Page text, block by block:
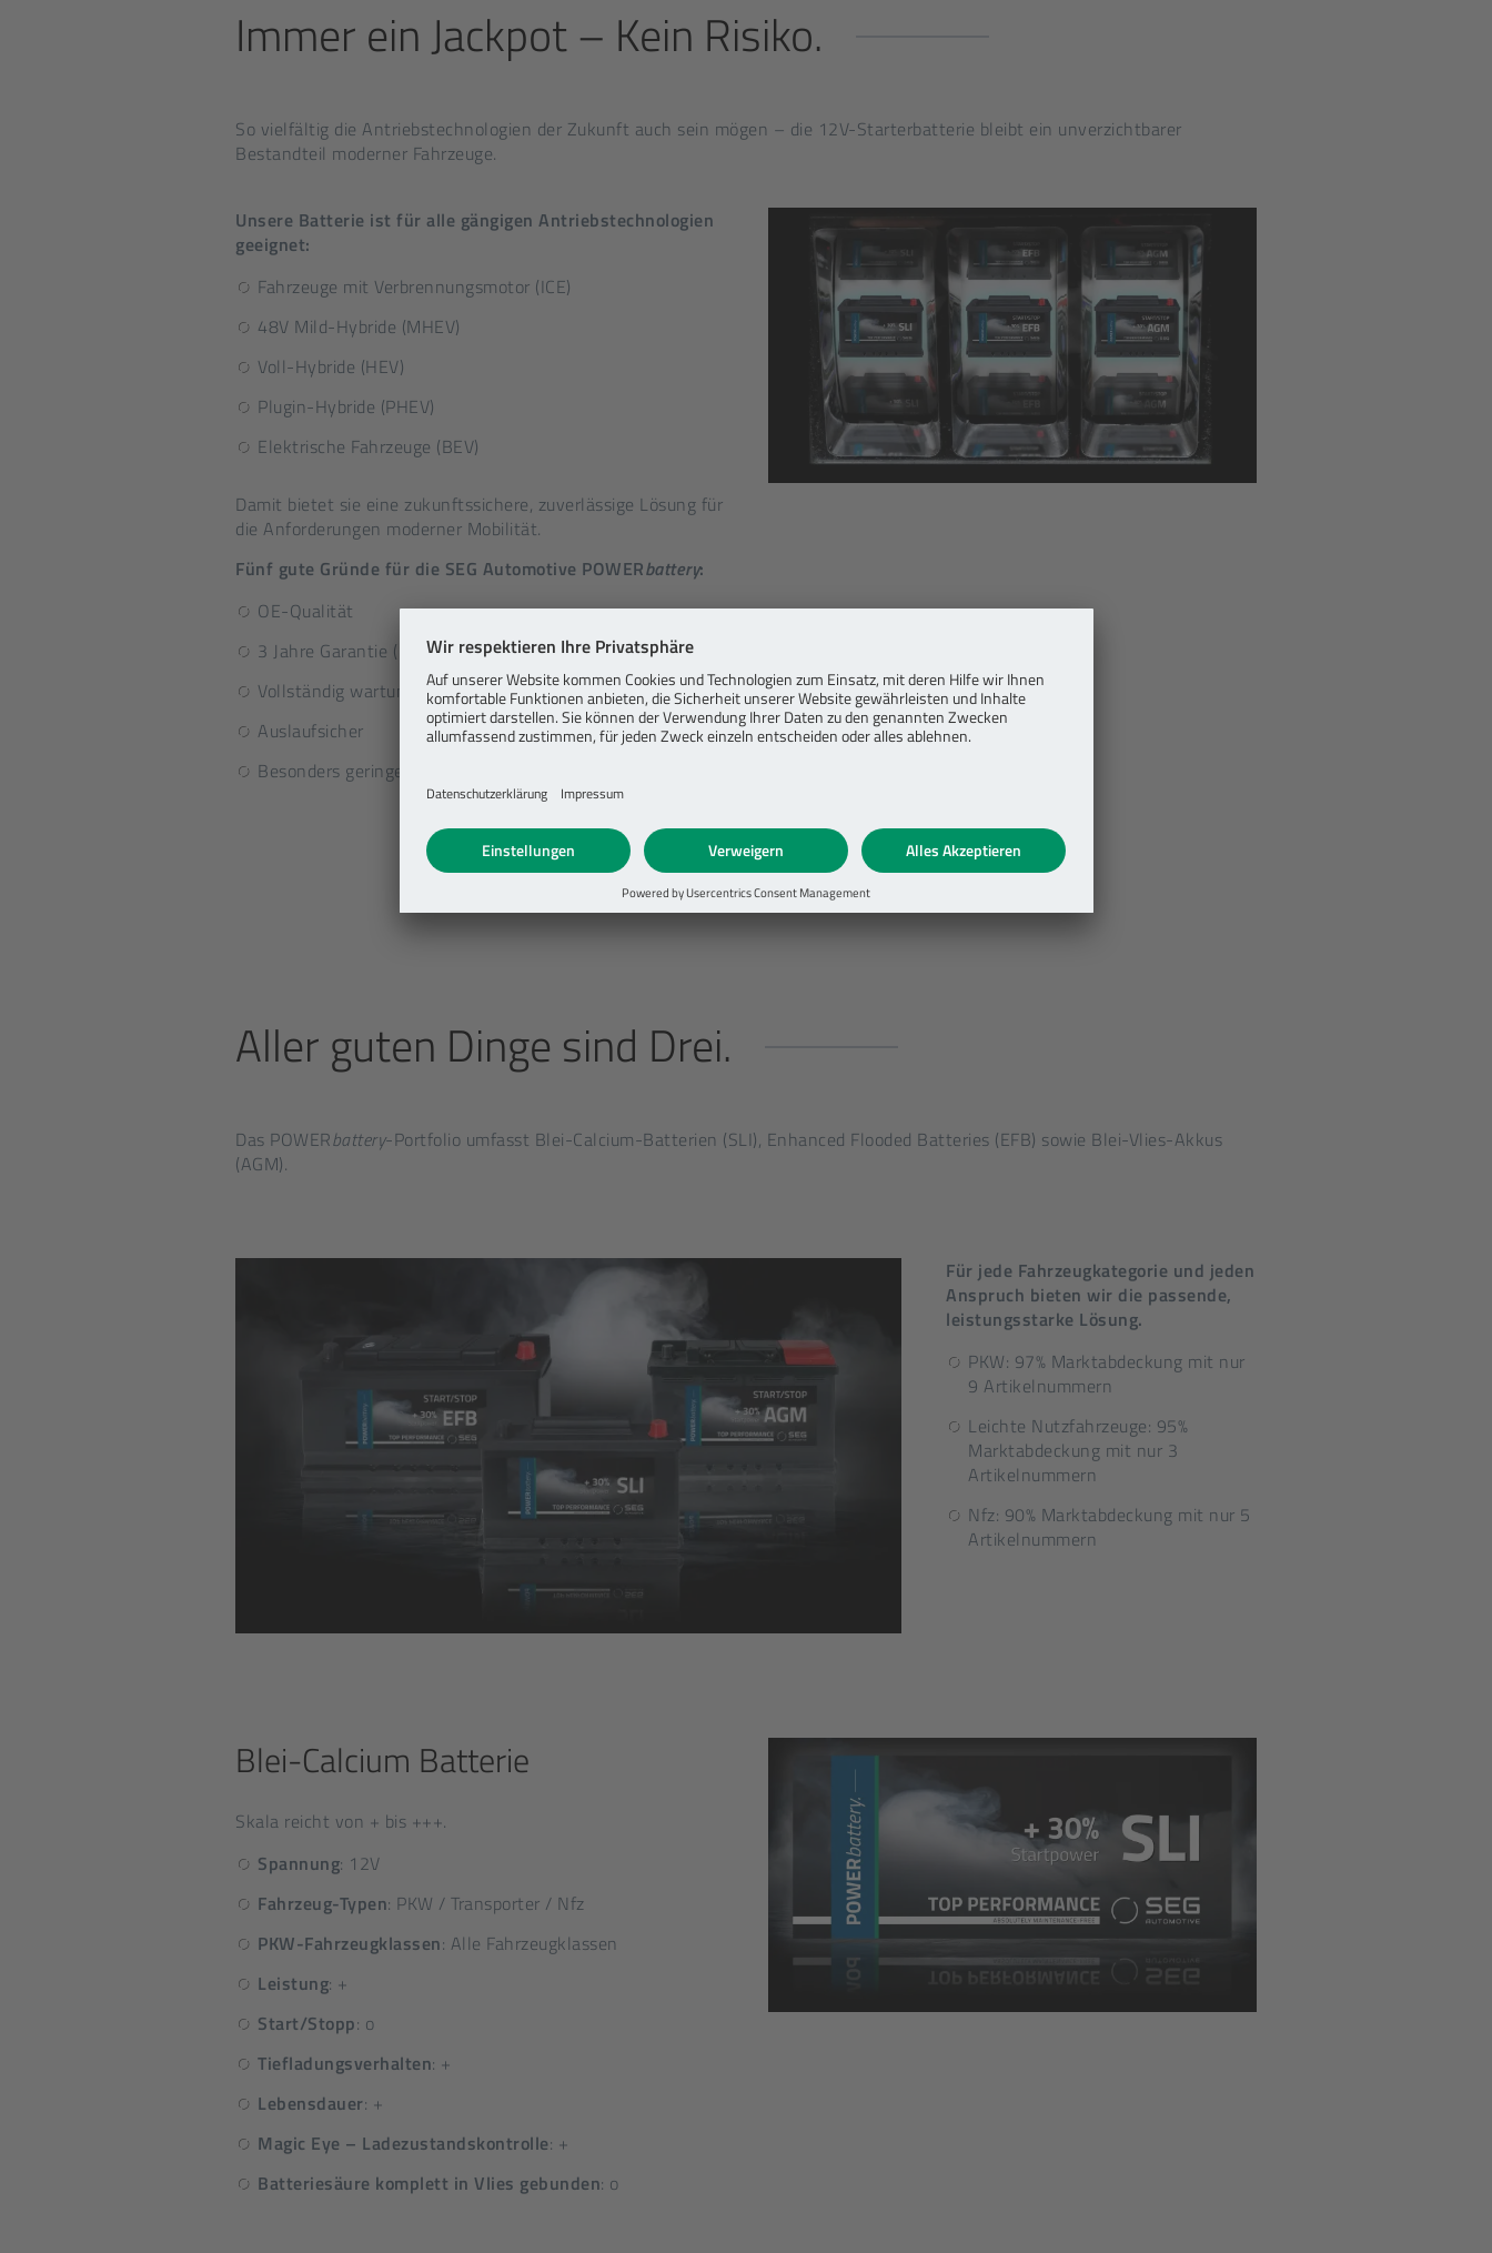
Immer ein Jackpot – Kein Risiko.
So vielfältig die Antriebstechnologien der Zukunft auch sein mögen – die 12V-Starterbatterie bleibt ein unverzichtbarer
Bestandteil moderner Fahrzeuge.
Unsere Batterie ist für alle gängigen Antriebstechnologien
geeignet:
Fahrzeuge mit Verbrennungsmotor (ICE)
48V Mild-Hybride (MHEV)
Voll-Hybride (HEV)
Plugin-Hybride (PHEV)
Elektrische Fahrzeuge (BEV)
Damit bietet sie eine zukunftssichere, zuverlässige Lösung für
die Anforderungen moderner Mobilität.
Fünf gute Gründe für die SEG Automotive POWERbattery:
OE-Qualität
3 Jahre Garantie (12 Monate bei Batterien ab 110 Ah)
Vollständig wartungsfrei
Auslaufsicher
Besonders geringe Selbstentladung
Aller guten Dinge sind Drei.
Das POWERbattery-Portfolio umfasst Blei-Calcium-Batterien (SLI), Enhanced Flooded Batteries (EFB) sowie Blei-Vlies-Akkus
(AGM).
Für jede Fahrzeugkategorie und jeden
Anspruch bieten wir die passende,
leistungsstarke Lösung.
PKW: 97% Marktabdeckung mit nur
9 Artikelnummern
Leichte Nutzfahrzeuge: 95%
Marktabdeckung mit nur 3
Artikelnummern
Nfz: 90% Marktabdeckung mit nur 5
Artikelnummern
Blei-Calcium Batterie
Skala reicht von + bis +++.
Spannung: 12V
Fahrzeug-Typen: PKW / Transporter / Nfz
PKW-Fahrzeugklassen: Alle Fahrzeugklassen
Leistung: +
Start/Stopp: o
Tiefladungsverhalten: +
Lebensdauer: +
Magic Eye – Ladezustandskontrolle: +
Batteriesäure komplett in Vlies gebunden: o